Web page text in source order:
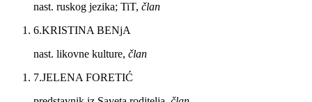
nast. ruskog jezika; TiT, član
6.KRISTINA BENjA
nast. likovne kulture, član
7.JELENA FORETIĆ